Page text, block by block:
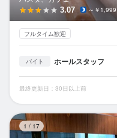
3.07 ～￥1,999
フルタイム歓迎
バイト ホールスタッフ
最終更新日：30日以上前
1 / 17